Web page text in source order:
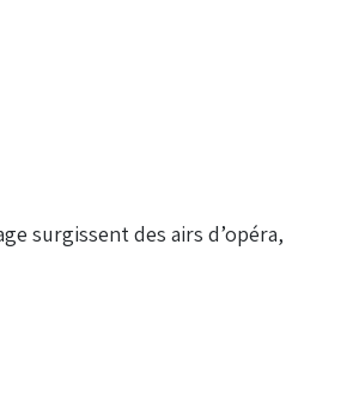
surgissent des airs d’opéra,